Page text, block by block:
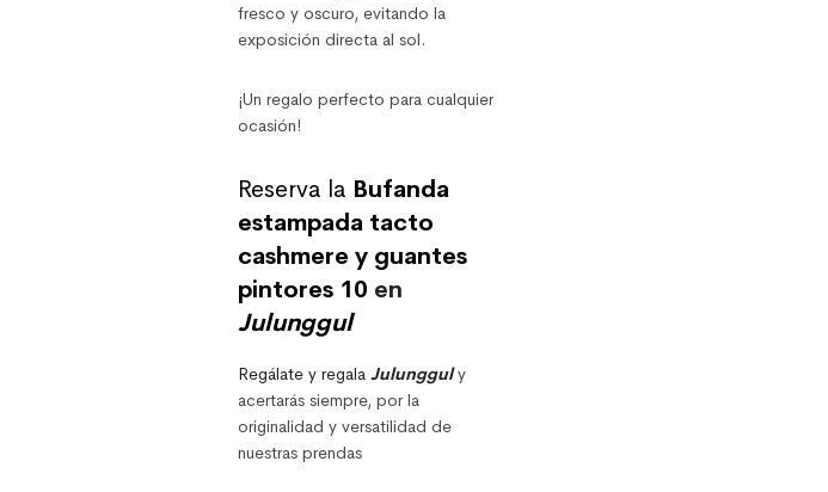
fresco y oscuro, evitando la
exposición directa al sol.
¡Un regalo perfecto para cualquier
ocasión!
Reserva la Bufanda
estampada tacto
cashmere y guantes
pintores 10 en
Julunggul
Regálate y regala Julungguly
acertarás siempre, por la
originalidad y versatilidad de
nuestras prendas